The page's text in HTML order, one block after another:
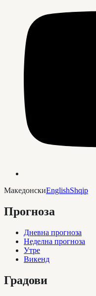
МакедонскиEnglishShqip
Прогноза
Дневна прогноза
Неделна прогноза
Утре
Викенд
Градови